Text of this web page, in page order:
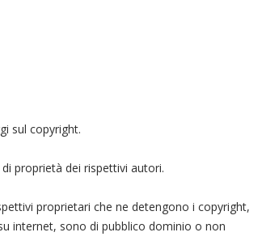
sul copyright.
proprietà dei rispettivi autori.
proprietari che ne detengono i copyright,
internet, sono di pubblico dominio o non